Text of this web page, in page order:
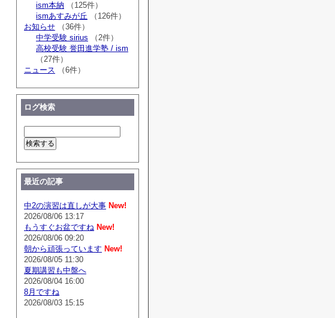
ism本納 （125件）
ismあすみが丘 （126件）
お知らせ （36件）
中学受験 sirius （2件）
高校受験 誉田進学塾 / ism
（27件）
ニュース （6件）
ログ検索
最近の記事
中2の演習は直しが大事 New!
2026/08/06 13:17
もうすぐお盆ですね New!
2026/08/06 09:20
朝から頑張っています New!
2026/08/05 11:30
夏期講習も中盤へ
2026/08/04 16:00
8月ですね
2026/08/03 15:15